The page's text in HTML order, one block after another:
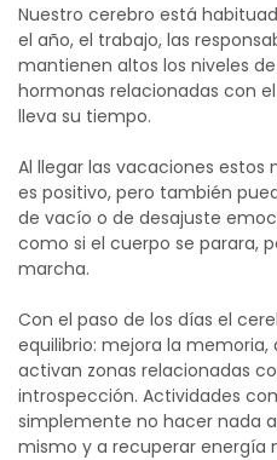
Nuestro cerebro está
el año, el trabajo, las
mantienen altos los niveles
hormonas relacionadas con
lleva su tiempo.
Al llegar las vacaciones estos
es positivo, pero también
de vacío o de desajuste
como si el cuerpo se parara,
marcha.
Con el paso de los días el
equilibrio: mejora la
activan zonas relacionadas
introspección. Actividades
simplemente no hacer nada
mismo y a recuperar